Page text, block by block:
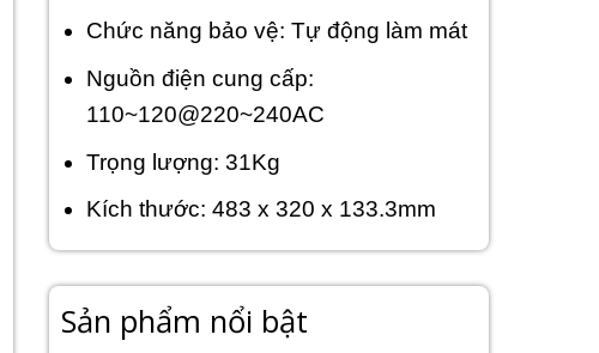
Chức năng bảo vệ: Tự động làm mát
Nguồn điện cung cấp:
110~120@220~240AC
Trọng lượng: 31Kg
Kích thước: 483 x 320 x 133.3mm
Sản phẩm nổi bật